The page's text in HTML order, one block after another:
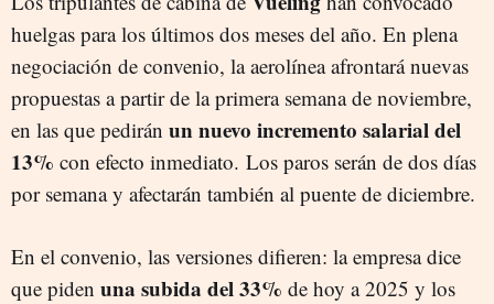
huelgas para los últimos dos meses del año. En plena
negociación de convenio, la aerolínea afrontará nuevas
propuestas a partir de la primera semana de noviembre,
en las que pedirán un nuevo incremento salarial del
13% con efecto inmediato. Los paros serán de dos días
por semana y afectarán también al puente de diciembre.
En el convenio, las versiones difieren: la empresa dice
que piden una subida del 33% de hoy a 2025 y los